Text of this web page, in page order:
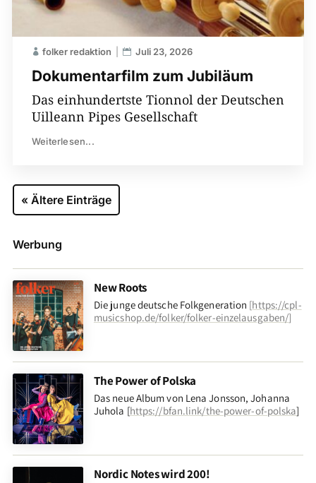
Dokumentarfilm zum Jubiläum
folker redaktion Juli 23, 2026
Das einhundertste Tionnol der Deutschen
Uilleann Pipes Gesellschaft
Weiterlesen...
« Ältere Einträge
Werbung
New Roots
Die junge deutsche Folkgeneration [https://cpl-
musicshop.de/folker/folker-einzelausgaben/]
The Power of Polska
Das neue Album von Lena Jonsson, Johanna
Juhola [https://bfan.link/the-power-of-polska]
Nordic Notes wird 200!